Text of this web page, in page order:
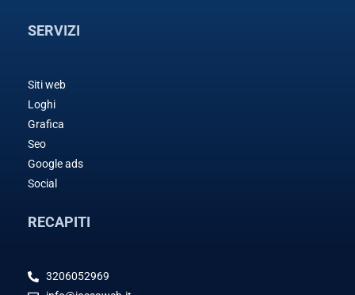
SERVIZI
Siti web
Loghi
Grafica
Seo
Google ads
Social
RECAPITI
3206052969